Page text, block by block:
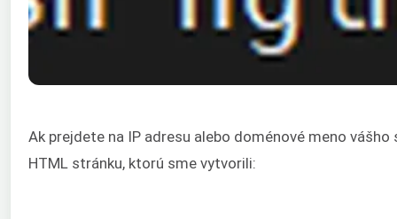
Ak prejdete na IP adresu alebo doménové meno
HTML stránku, ktorú sme vytvorili: